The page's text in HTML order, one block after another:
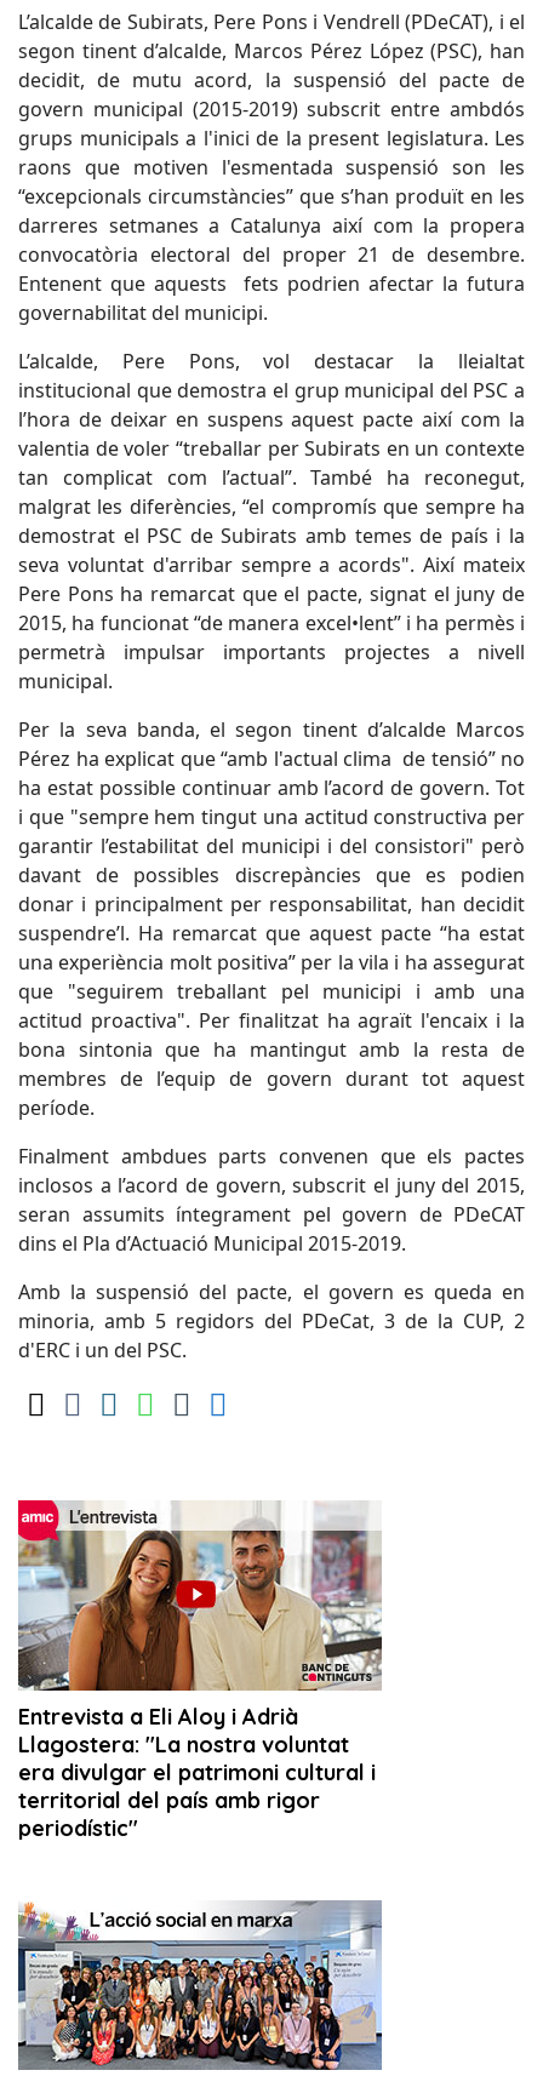
L’alcalde de Subirats, Pere Pons i Vendrell (PDeCAT), i el
segon tinent d’alcalde, Marcos Pérez López (PSC), han
decidit, de mutu acord, la suspensió del pacte de
govern municipal (2015-2019) subscrit entre ambdós
grups municipals a l'inici de la present legislatura. Les
raons que motiven l'esmentada suspensió son les
“excepcionals circumstàncies” que s’han produït en les
darreres setmanes a Catalunya així com la propera
convocatòria electoral del proper 21 de desembre.
Entenent que aquests fets podrien afectar la futura
governabilitat del municipi.
L’alcalde, Pere Pons, vol destacar la lleialtat
institucional que demostra el grup municipal del PSC a
l’hora de deixar en suspens aquest pacte així com la
valentia de voler “treballar per Subirats en un contexte
tan complicat com l’actual”. També ha reconegut,
malgrat les diferències, “el compromís que sempre ha
demostrat el PSC de Subirats amb temes de país i la
seva voluntat d'arribar sempre a acords". Així mateix
Pere Pons ha remarcat que el pacte, signat el juny de
2015, ha funcionat “de manera excel•lent” i ha permès i
permetrà impulsar importants projectes a nivell
municipal.
Per la seva banda, el segon tinent d’alcalde Marcos
Pérez ha explicat que “amb l'actual clima de tensió” no
ha estat possible continuar amb l’acord de govern. Tot
i que "sempre hem tingut una actitud constructiva per
garantir l’estabilitat del municipi i del consistori" però
davant de possibles discrepàncies que es podien
donar i principalment per responsabilitat, han decidit
suspendre’l. Ha remarcat que aquest pacte “ha estat
una experiència molt positiva” per la vila i ha assegurat
que "seguirem treballant pel municipi i amb una
actitud proactiva". Per finalitzat ha agraït l'encaix i la
bona sintonia que ha mantingut amb la resta de
membres de l’equip de govern durant tot aquest
període.
Finalment ambdues parts convenen que els pactes
inclosos a l’acord de govern, subscrit el juny del 2015,
seran assumits íntegrament pel govern de PDeCAT
dins el Pla d’Actuació Municipal 2015-2019.
Amb la suspensió del pacte, el govern es queda en
minoria, amb 5 regidors del PDeCat, 3 de la CUP, 2
d'ERC i un del PSC.